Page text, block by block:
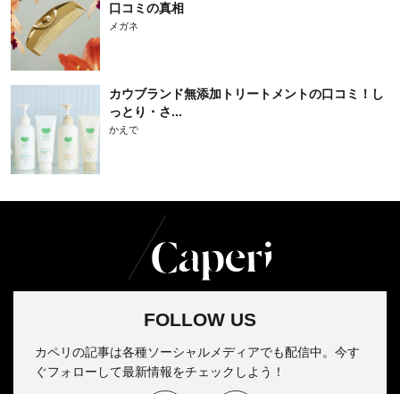
口コミの真相
メガネ
カウブランド無添加トリートメントの口コミ！し
っとり・さ...
かえで
FOLLOW US
カペリの記事は各種ソーシャルメディアでも配信中。今す
ぐフォローして最新情報をチェックしよう！